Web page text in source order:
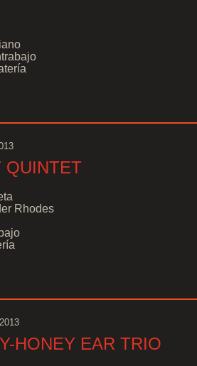
QUINTET
Rhodes
HONEY EAR TRIO